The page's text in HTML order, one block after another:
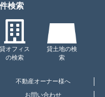
検索
貸オフィス
の検索
貸土地の検
索
不動産オーナー様へ
お問い合わせ